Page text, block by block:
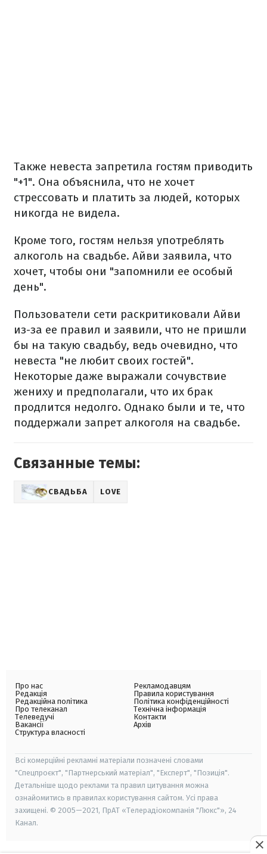
Также невеста запретила гостям приводить
"+1". Она объяснила, что не хочет
стрессовать и платить за людей, которых
никогда не видела.
Кроме того, гостям нельзя употреблять
алкоголь на свадьбе. Айви заявила, что
хочет, чтобы они "запомнили ее особый
день".
Пользователи сети раскритиковали Айви
из-за ее правил и заявили, что не пришли
бы на такую свадьбу, ведь очевидно, что
невеста "не любит своих гостей".
Некоторые даже выражали сочувствие
жениху и предполагали, что их брак
продлится недолго. Однако были и те, что
поддержали запрет алкоголя на свадьбе.
Связанные темы:
СВАДЬБА LOVE
Про нас
Редакція
Редакційна політика
Про телеканал
Телеведучі
Вакансії
Структура власності
Рекламодавцям
Правила користування
Політика конфіденційності
Технічна інформація
Контакти
Архів
Всі комерційні рекламні матеріали позначені словами
"Спецпроєкт", "Партнерський матеріал", "Експерт", "Позиція".
Детальніше щодо реклами та правил цитування можна
ознайомитись в правилах користування сайтом. Усі права
захищені. © 2005—2021, ПрАТ «Телерадіокомпанія "Люкс"», 24
Канал.